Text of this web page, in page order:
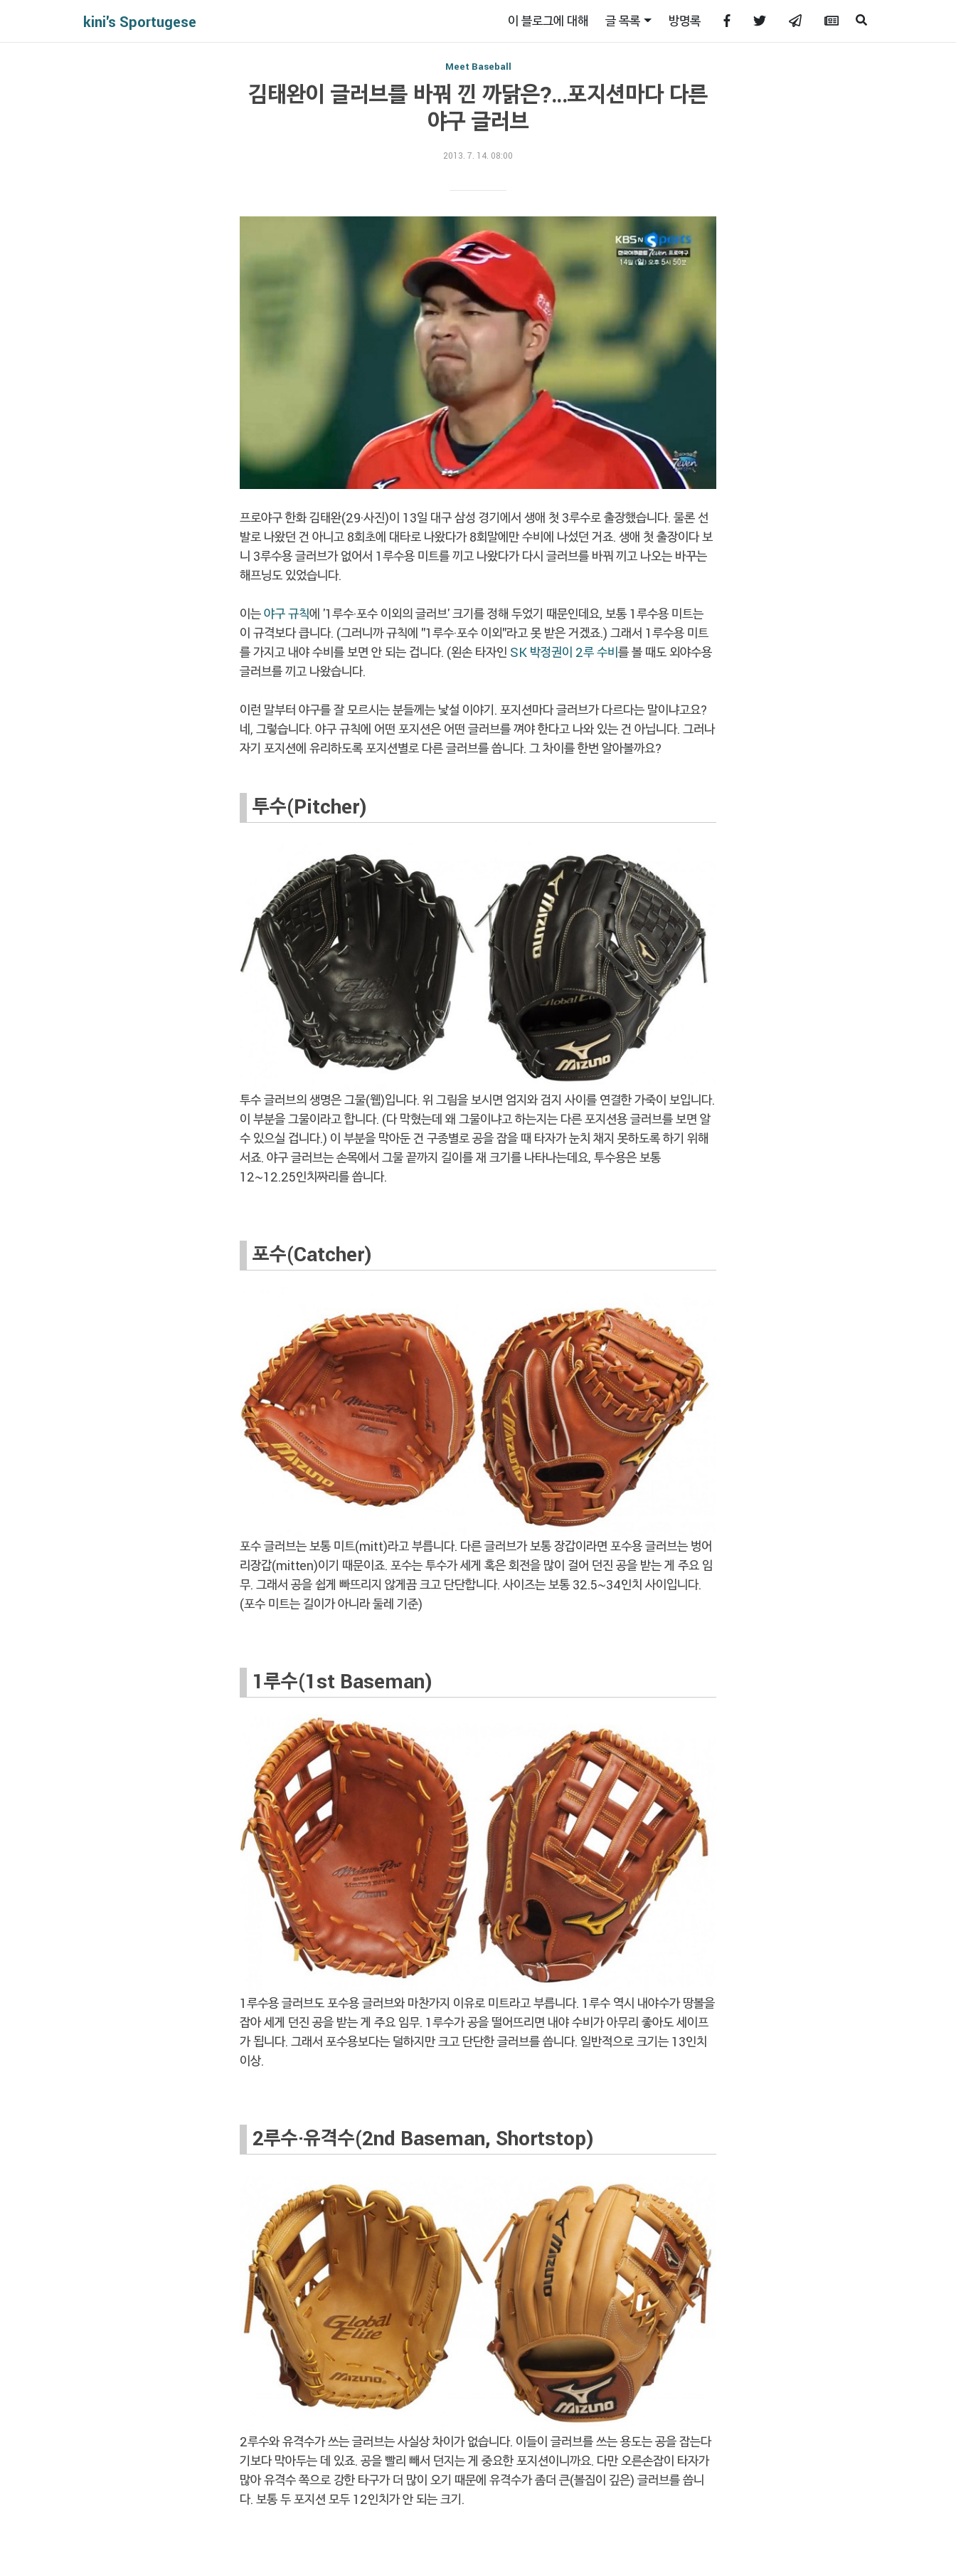
kini's Sportugese 이 블로그에 대해 글 목록 방명록
Meet Baseball
김태완이 글러브를 바꿔 낀 까닭은?…포지션마다 다른
야구 글러브
2013. 7. 14. 08:00
프로야구 한화 김태완(29·사진)이 13일 대구 삼성 경기에서 생애 첫 3루수로 출장했습니다. 물론 선
발로 나왔던 건 아니고 8회초에 대타로 나왔다가 8회말에만 수비에 나섰던 거죠. 생애 첫 출장이다 보
니 3루수용 글러브가 없어서 1루수용 미트를 끼고 나왔다가 다시 글러브를 바꿔 끼고 나오는 바꾸는
해프닝도 있었습니다.
이는야구 규칙에 '1루수·포수 이외의 글러브' 크기를 정해 두었기 때문인데요, 보통 1루수용 미트는
이 규격보다 큽니다. (그러니까 규칙에 "1루수·포수 이외"라고 못 받은 거겠죠.) 그래서 1루수용 미트
를 가지고 내야 수비를 보면 안 되는 겁니다. (왼손 타자인 SK 박정권이 2루 수비를 볼 때도 외야수용
글러브를 끼고 나왔습니다.
이런 말부터 야구를 잘 모르시는 분들께는 낯설 이야기. 포지션마다 글러브가 다르다는 말이냐고요?
네, 그렇습니다. 야구 규칙에 어떤 포지션은 어떤 글러브를 껴야 한다고 나와 있는 건 아닙니다. 그러나
자기 포지션에 유리하도록 포지션별로 다른 글러브를 씁니다. 그 차이를 한번 알아볼까요?
투수(Pitcher)
투수 글러브의 생명은 그물(웹)입니다. 위 그림을 보시면 엄지와 검지 사이를 연결한 가죽이 보입니다.
이 부분을 그물이라고 합니다. (다 막혔는데 왜 그물이냐고 하는지는 다른 포지션용 글러브를 보면 알
수 있으실 겁니다.) 이 부분을 막아둔 건 구종별로 공을 잡을 때 타자가 눈치 채지 못하도록 하기 위해
서죠. 야구 글러브는 손목에서 그물 끝까지 길이를 재 크기를 나타나는데요, 투수용은 보통
12~12.25인치짜리를 씁니다.
포수(Catcher)
포수 글러브는 보통 미트(mitt)라고 부릅니다. 다른 글러브가 보통 장갑이라면 포수용 글러브는 벙어
리장갑(mitten)이기 때문이죠. 포수는 투수가 세게 혹은 회전을 많이 걸어 던진 공을 받는 게 주요 임
무. 그래서 공을 쉽게 빠뜨리지 않게끔 크고 단단합니다. 사이즈는 보통 32.5~34인치 사이입니다.
(포수 미트는 길이가 아니라 둘레 기준)
1루수(1st Baseman)
1루수용 글러브도 포수용 글러브와 마찬가지 이유로 미트라고 부릅니다. 1루수 역시 내야수가 땅볼을
잡아 세게 던진 공을 받는 게 주요 임무. 1루수가 공을 떨어뜨리면 내야 수비가 아무리 좋아도 세이프
가 됩니다. 그래서 포수용보다는 덜하지만 크고 단단한 글러브를 씁니다. 일반적으로 크기는 13인치
이상.
2루수·유격수(2nd Baseman, Shortstop)
2루수와 유격수가 쓰는 글러브는 사실상 차이가 없습니다. 이들이 글러브를 쓰는 용도는 공을 잡는다
기보다 막아두는 데 있죠. 공을 빨리 빼서 던지는 게 중요한 포지션이니까요. 다만 오른손잡이 타자가
많아 유격수 쪽으로 강한 타구가 더 많이 오기 때문에 유격수가 좀더 큰(볼집이 깊은) 글러브를 씁니
다. 보통 두 포지션 모두 12인치가 안 되는 크기.